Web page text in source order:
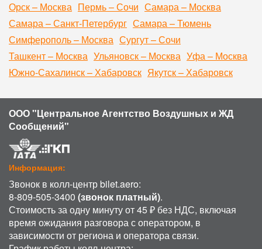
Орск – Москва Пермь – Сочи Самара – Москва
Самара – Санкт-Петербург Самара – Тюмень
Симферополь – Москва Сургут – Сочи
Ташкент – Москва Ульяновск – Москва Уфа – Москва
Южно-Сахалинск – Хабаровск Якутск – Хабаровск
ООО "Центральное Агентство Воздушных и ЖД
Сообщений"
Информация:
Звонок в колл-центр bilet.aero:
8-809-505-3400 (звонок платный).
Стоимость за одну минуту от 45 ₽ без НДС, включая
время ожидания разговора с оператором, в
зависимости от региона и оператора связи.